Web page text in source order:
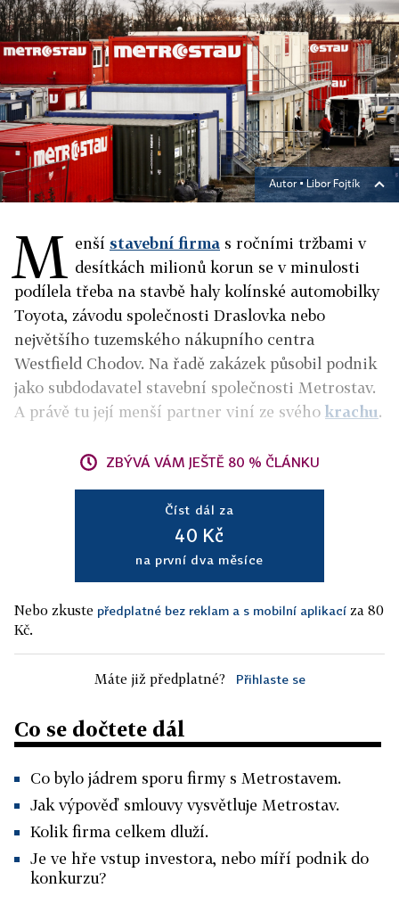
Autor ▪Libor Fojtík
M enší stavební firma s ročními tržbami v
desítkách milionů korun se v minulosti
podílela třeba na stavbě haly kolínské automobilky
Toyota, závodu společnosti Draslovka nebo
největšího tuzemského nákupního centra
Westfield Chodov. Na řadě zakázek působil podnik
jako subdodavatel stavební společnosti Metrostav.
A právě tu její menší partner viní ze svého krachu.
ZBÝVÁ VÁM JEŠTĚ 80 % ČLÁNKU
Číst dál za
40 Kč
na první dva měsíce
Nebo zkuste předplatné bez reklam a s mobilní aplikací za 80
Kč.
Máte již předplatné? Přihlaste se
Co se dočtete dál
Co bylo jádrem sporu firmy s Metrostavem.
Jak výpověď smlouvy vysvětluje Metrostav.
Kolik firma celkem dluží.
Je ve hře vstup investora, nebo míří podnik do
konkurzu?